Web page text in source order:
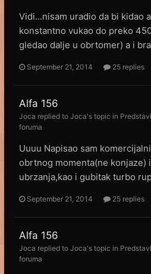
Vidi...nisam uradio da bi kidao
konstantno vukao do preko
gledao dalje u obrtomer) a i
September 21, 2014 25 replies
Alfa 156
Joca replied to Joca's topic in
foruma
Uuuu Napisao sam
obrtnog momenta(ne konjaze)
ubrzanja,kao i gubitak turbo
September 21, 2014 25 replies
Alfa 156
Joca replied to Joca's topic in
foruma